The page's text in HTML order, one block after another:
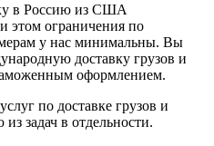
в Россию из США
этом ограничения по
у нас минимальны. Вы
доставку грузов и
оформлением.
по доставке грузов и
задач в отдельности.